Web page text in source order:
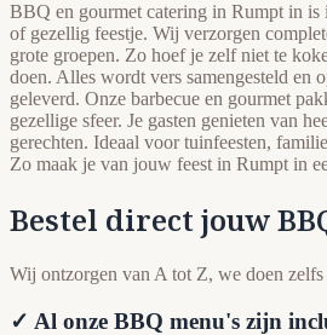
BBQ en gourmet catering in Rumpt in is
of gezellig feestje. Wij verzorgen
grote groepen. Zo hoef je zelf niet te
doen. Alles wordt vers samengesteld en
geleverd. Onze barbecue en gourmet
gezellige sfeer. Je gasten genieten van
gerechten. Ideaal voor tuinfeesten,
Zo maak je van jouw feest in Rumpt in
Bestel direct jouw
Wij ontzorgen van A tot Z, we doen zelfs
✓ Al onze BBQ menu's zijn